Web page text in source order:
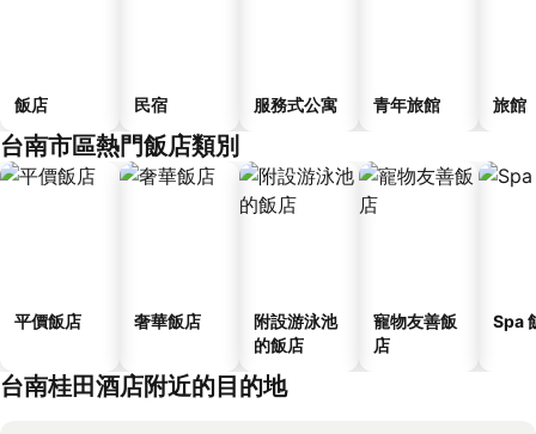
飯店 民宿 服務式公寓 青年旅館 旅館
台南市區熱門飯店類別
平價飯店 奢華飯店
附設游泳池
的飯店
寵物友善飯
店
Spa
台南桂田酒店附近的目的地